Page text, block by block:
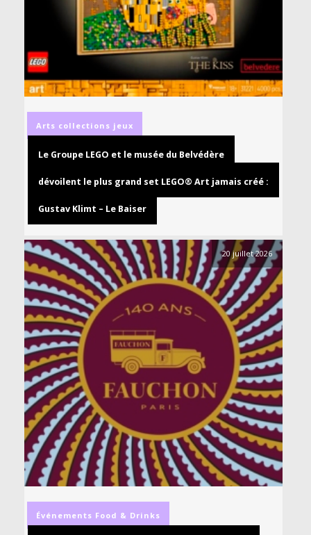
Arts collections jeux
Le Groupe LEGO et le musée du Belvédère
dévoilent le plus grand set LEGO® Art jamais créé :
Gustav Klimt – Le Baiser
20 juillet 2026
Événements Food & Drinks